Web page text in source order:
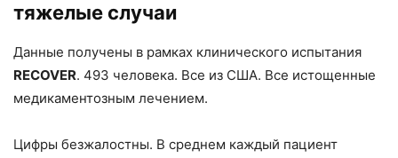
тяжелые случаи
Данные получены в рамках клинического испытания
RECOVER. 493 человека. Все из США. Все истощенные
медикаментозным лечением.
Цифры безжалостны. В среднем каждый пациент